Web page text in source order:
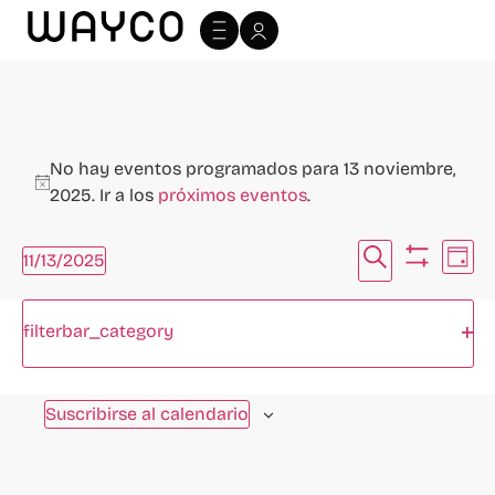
Aviso
No hay eventos programados para 13 noviembre,
2025. Ir a los próximos eventos.
de
Buscar
Ocultar
de
de
Día
Filtros
cualquiera
de
entradas
filterbar_category
11/13/2025
Selecciona
la
Día anterior
Siguiente día
Suscribirse al calendario